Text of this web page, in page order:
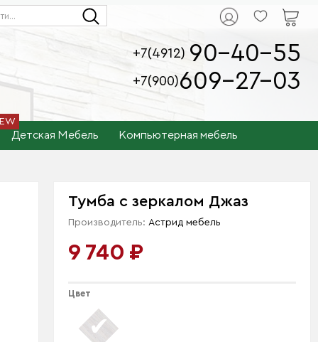
+7(4912) 90-40-55
+7(900)609-27-03
Детская Мебель Компьютерная мебель
Тумба с зеркалом Джаз
Производитель:Астрид мебель
9 740 ₽
Цвет